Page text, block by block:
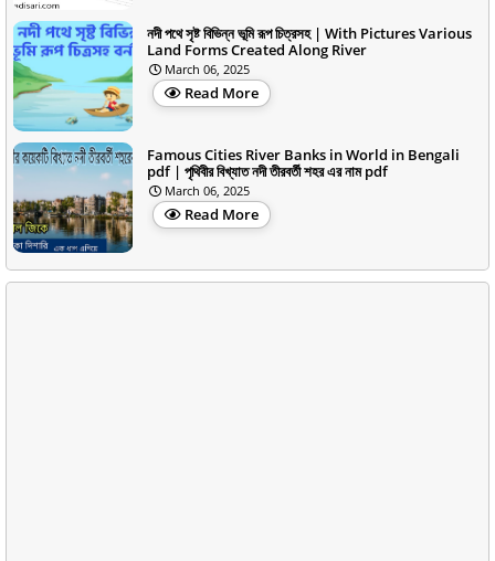
নদী পথে সৃষ্ট বিভিন্ন ভূমি রূপ চিত্রসহ | With Pictures Various
Land Forms Created Along River
March 06, 2025
Read More
Famous Cities River Banks in World in Bengali
pdf | পৃথিবীর বিখ্যাত নদী তীরবর্তী শহর এর নাম pdf
March 06, 2025
Read More